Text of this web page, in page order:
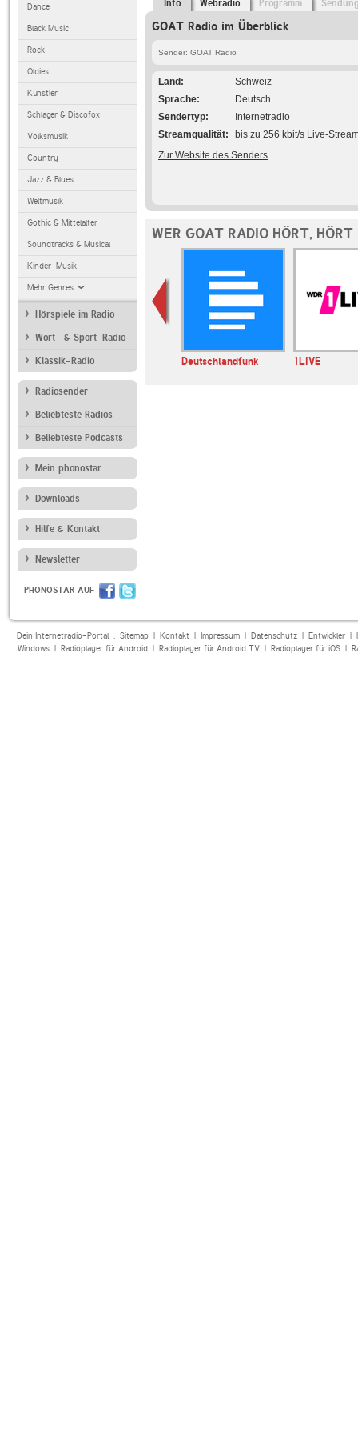
Dance
Black Music
Rock
Oldies
Künstler
Schlager & Discofox
Volksmusik
Country
Jazz & Blues
Weltmusik
Gothic & Mittelalter
Soundtracks & Musical
Kinder-Musik
Mehr Genres
Hörspiele im Radio
Wort- & Sport-Radio
Klassik-Radio
Radiosender
Beliebteste Radios
Beliebteste Podcasts
Mein phonostar
Downloads
Hilfe & Kontakt
Newsletter
PHONOSTAR AUF
Info Webradio Programm
GOAT Radio im Überblick
Sender: GOAT Radio
Land
Schweiz
Sprache
Deutsch
Sendertyp
Internetradio
Streamqualität
bis zu 256 kbit/s Live-
Zur Website des Senders
WER GOAT RADIO HÖRT, HÖRT
SRF 3 Deutschlandfunk 1LIVE
Dein Internetradio-Portal : Sitemap| Kontakt| Impressum| Datenschutz| Entwickler|
Windows| Radioplayer für Android| Radioplayer für Android TV| Radioplayer für iOS|